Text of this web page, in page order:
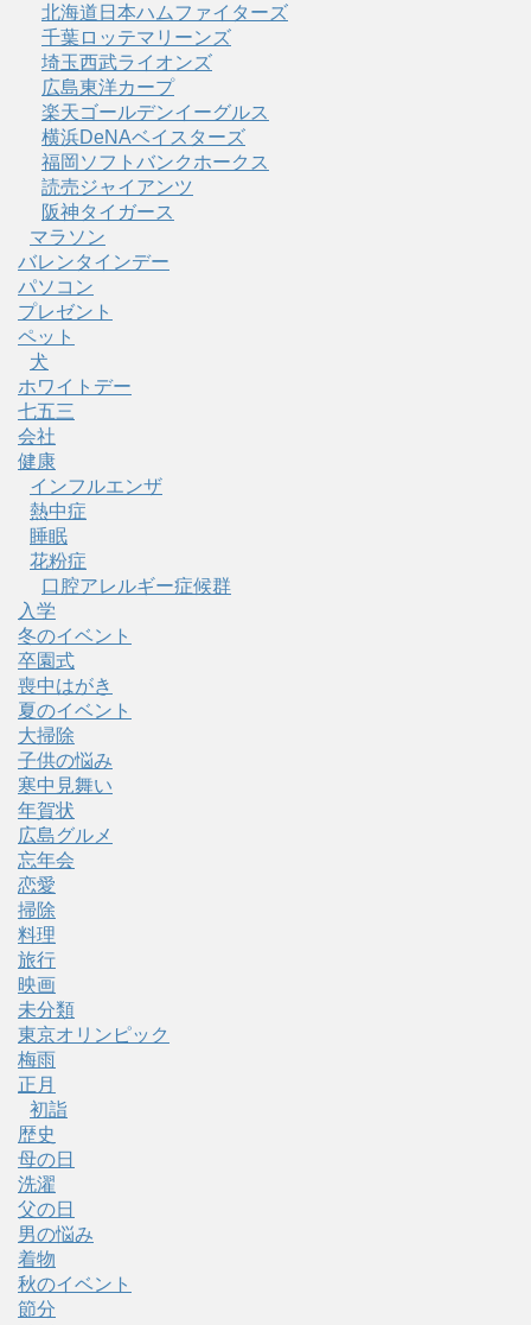
北海道日本ハムファイターズ
千葉ロッテマリーンズ
埼玉西武ライオンズ
広島東洋カープ
楽天ゴールデンイーグルス
横浜DeNAベイスターズ
福岡ソフトバンクホークス
読売ジャイアンツ
阪神タイガース
マラソン
バレンタインデー
パソコン
プレゼント
ペット
犬
ホワイトデー
七五三
会社
健康
インフルエンザ
熱中症
睡眠
花粉症
口腔アレルギー症候群
入学
冬のイベント
卒園式
喪中はがき
夏のイベント
大掃除
子供の悩み
寒中見舞い
年賀状
広島グルメ
忘年会
恋愛
掃除
料理
旅行
映画
未分類
東京オリンピック
梅雨
正月
初詣
歴史
母の日
洗濯
父の日
男の悩み
着物
秋のイベント
節分